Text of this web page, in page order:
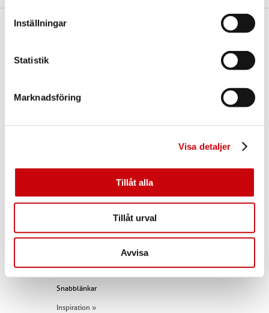
Inställningar
Statistik
Marknadsföring
Visa detaljer
Tillåt alla
Tillåt urval
Avvisa
+46 (0)960 - 203 25
Snabblänkar
Inspiration »